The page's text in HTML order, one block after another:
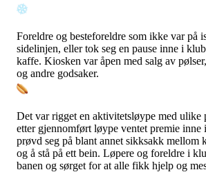
Foreldre og besteforeldre som ikke var på
sidelinjen, eller tok seg en pause inne i
kaffe. Kiosken var åpen med salg av
og andre godsaker.
Det var rigget en aktivitetsløype med ulike
etter gjennomført løype ventet premie
prøvd seg på blant annet sikksakk mellom
og å stå på ett bein. Løpere og foreldre i
banen og sørget for at alle fikk hjelp og